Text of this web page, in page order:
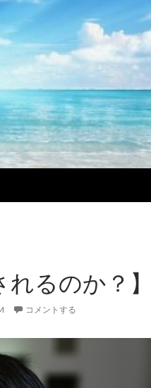
れるのか？】
コメントする